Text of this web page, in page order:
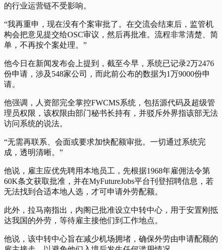
的行业运营链不受影响。
“我再重申，现在没有个案审批了。在交流会结束后，监管机
构会把意见提交给OSC审议，然后再批准。流程非常清楚、简
单，不再按个案处理。”
他今日在新闻发布会上提到，截至今早，系统已记录2万2476
份申请，涉及548家公司，而此前公布的数据为1万9000份申
请。
他强调，人资部完全掌控FWCMS系统，包括源代码及超级管
理员权限，该权限由部门秘书长持有，并驳斥外界指该部无法
访问系统的说法。
“无需再联系、会面或要求加快配额审批。一切通过系统完
成，透明清晰。”
他说，雇主应优先聘用本地员工，先根据1968年雇佣法令第
60K条文获取批准，并在MyFutureJobs平台刊登招聘信息，若
无法找到合适本地人选，才可申请外劳配额。
此外，拉马南指出，内阁已批准设立中转中心，用于安置刚抵
达我国的外劳，等待雇主接他们到工作地点。
他说，该中转中心旨在减少机场拥堵，确保外劳由申请配额的